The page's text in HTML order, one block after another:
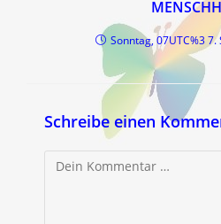
Sonntag, 07UTC%3
Schreibe einen
Kommentar